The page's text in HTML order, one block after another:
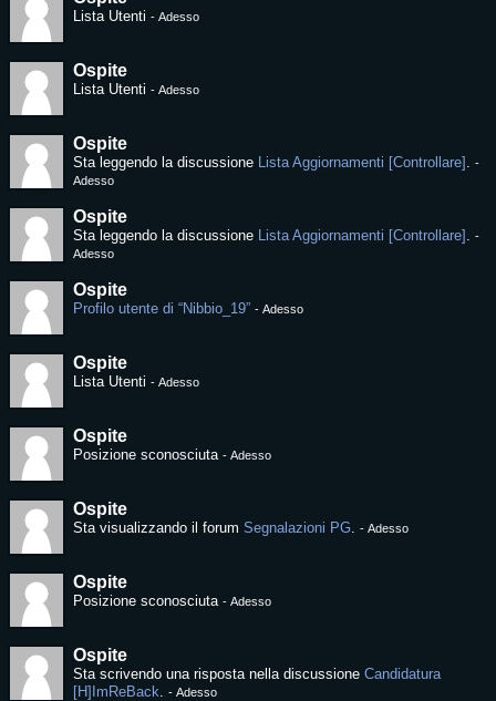
Lista Utenti - Adesso
Ospite
Lista Utenti - Adesso
Ospite
Sta leggendo la discussione Lista Aggiornamenti [Controllare] . -
Adesso
Ospite
Sta leggendo la discussione Lista Aggiornamenti [Controllare] . -
Adesso
Ospite
Profilo utente di “Nibbio_19” - Adesso
Ospite
Lista Utenti - Adesso
Ospite
Posizione sconosciuta - Adesso
Ospite
Sta visualizzando il forum Segnalazioni PG. - Adesso
Ospite
Posizione sconosciuta - Adesso
Ospite
Sta scrivendo una risposta nella discussione Candidatura
[H]ImReBack. - Adesso